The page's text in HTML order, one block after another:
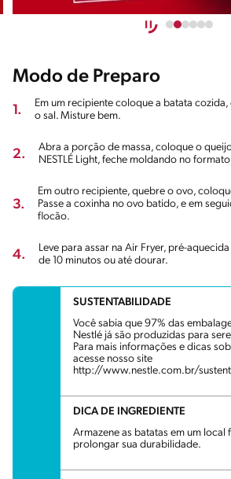
Modo de Preparo
1.
Em um recipiente coloque a batata
o sal. Misture bem.
2.
Abra a porção de massa, coloque o
NESTLÉ Light, feche moldando no
3.
Em outro recipiente, quebre o ovo,
Passe a coxinha no ovo batido, e em
flocão.
4.
Leve para assar na Air Fryer, pré-
de 10 minutos ou até dourar.
SUSTENTABILIDADE
Você sabia que 97% das
Nestlé já são produzidas para
Para mais informações e dicas
acesse nosso site
http://www.nestle.com.br/
DICA DE INGREDIENTE
Armazene as batatas em um local
prolongar sua durabilidade.